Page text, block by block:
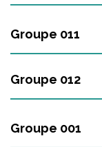
Groupe 011
Groupe 012
Groupe 001